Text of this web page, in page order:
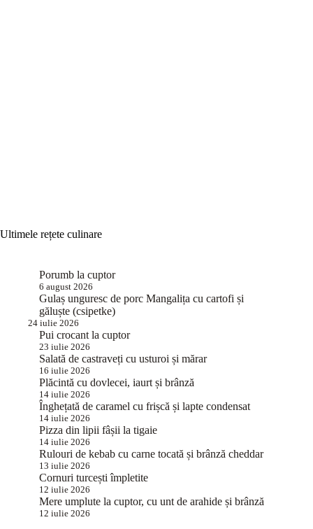
Ultimele rețete culinare
Porumb la cuptor
6 august 2026
Gulaș unguresc de porc Mangalița cu cartofi și
găluște (csipetke)
24 iulie 2026
Pui crocant la cuptor
23 iulie 2026
Salată de castraveți cu usturoi și mărar
16 iulie 2026
Plăcintă cu dovlecei, iaurt și brânză
14 iulie 2026
Înghețată de caramel cu frișcă și lapte condensat
14 iulie 2026
Pizza din lipii fâșii la tigaie
14 iulie 2026
Rulouri de kebab cu carne tocată și brânză cheddar
13 iulie 2026
Cornuri turcești împletite
12 iulie 2026
Mere umplute la cuptor, cu unt de arahide și brânză
12 iulie 2026